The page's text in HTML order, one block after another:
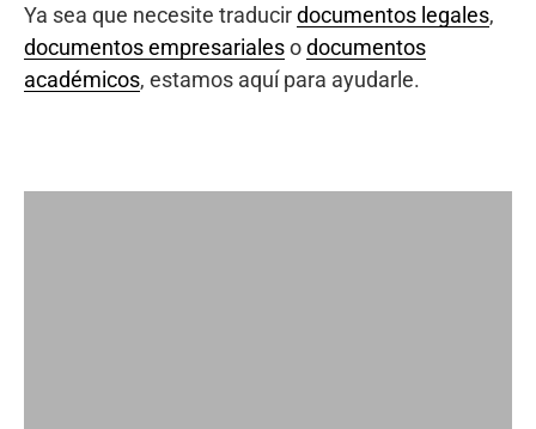
Ya sea que necesite traducirdocumentos legales,
documentos empresarialesodocumentos
académicos, estamos aquí para ayudarle.